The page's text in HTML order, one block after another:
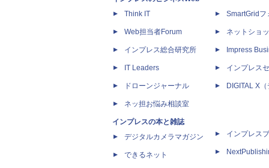
Think IT
Web担当者Forum
インプレス総合研究所
IT Leaders
ドローンジャーナル
ネッ担お悩み相談室
インプレスの本と雑誌
デジタルカメラマガジン
できるネット
SmartGridフ
ネットショ
Impress
インプレス
DIGITAL X（
インプレス